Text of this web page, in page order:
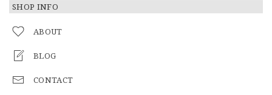
SHOP INFO
ABOUT
BLOG
CONTACT